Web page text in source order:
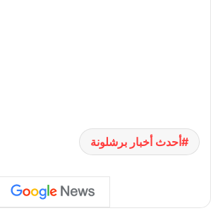
أحدث أخبار برشلونة